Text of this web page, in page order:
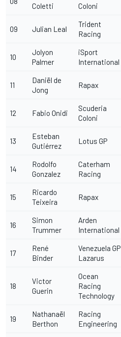
Coletti
Coloni
09 Julian Leal
Trident
Racing
10
Jolyon
Palmer
iSport
International
11
Daniël de
Jong
Rapax
12 Fabio Onidi
Scuderia
Coloni
13
Esteban
Gutiérrez
Lotus GP
14
Rodolfo
Gonzalez
Caterham
Racing
15
Ricardo
Teixeira
Rapax
16
Simon
Trummer
Arden
International
17
René
Binder
Venezuela GP
Lazarus
18
Victor
Guerin
Ocean
Racing
Technology
19
Nathanaël
Berthon
Racing
Engineering